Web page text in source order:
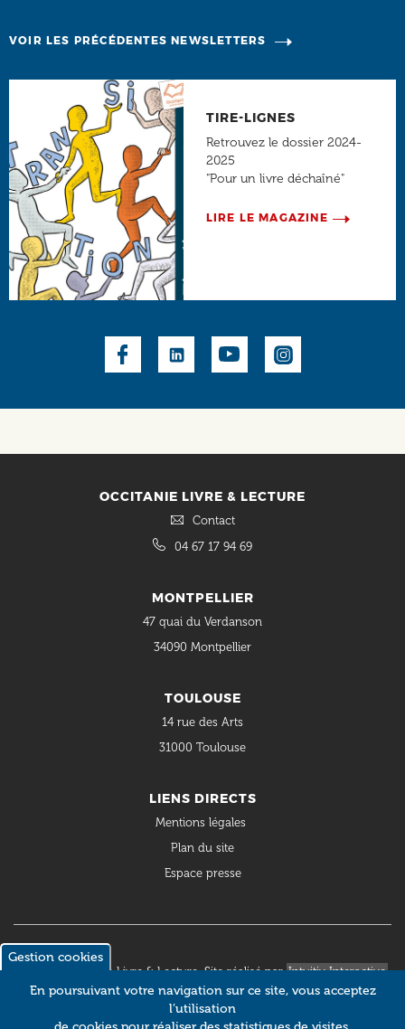
VOIR LES PRÉCÉDENTES NEWSLETTERS
TIRE-LIGNES
Retrouvez le dossier 2024-
2025
"Pour un livre déchaîné"
LIRE LE MAGAZINE
OCCITANIE LIVRE & LECTURE
Contact
04 67 17 94 69
MONTPELLIER
47 quai du Verdanson
34090 Montpellier
TOULOUSE
14 rue des Arts
31000 Toulouse
LIENS DIRECTS
Mentions légales
Plan du site
Espace presse
© 2018 Occitanie Livre & Lecture. Site réalisé parIntuitiv Interactive
Gestion cookies
En poursuivant votre navigation sur ce site, vous acceptez
l’utilisation